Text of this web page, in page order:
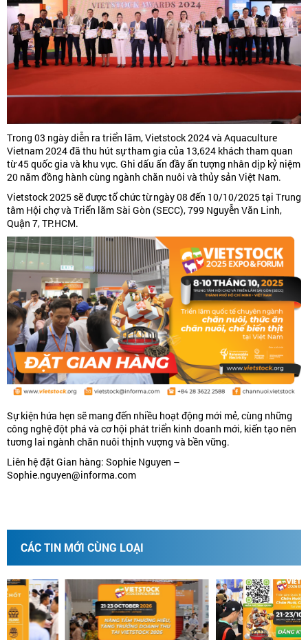
Trong 03 ngày diễn ra triển lãm, Vietstock 2024 và Aquaculture
Vietnam 2024 đã thu hút sự tham gia của 13,624 khách tham quan
từ 45 quốc gia và khu vực. Ghi dấu ấn đầy ấn tượng nhân dịp kỷ niệm
20 năm đồng hành cùng ngành chăn nuôi và thủy sản Việt Nam.
Vietstock 2025 sẽ được tổ chức từ ngày 08 đến 10/10/2025 tại Trung
tâm Hội chợ và Triển lãm Sài Gòn (SECC), 799 Nguyễn Văn Linh,
Quận 7, TP.HCM.
Sự kiện hứa hẹn sẽ mang đến nhiều hoạt động mới mẻ, cùng những
công nghệ đột phá và cơ hội phát triển kinh doanh mới, kiến tạo nên
tương lai ngành chăn nuôi thịnh vượng và bền vững.
Liên hệ đặt Gian hàng: Sophie Nguyen –
Sophie.nguyen@informa.com
CÁC TIN MỚI CÙNG LOẠI